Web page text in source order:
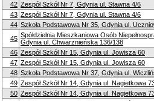
42 Zespół Szkół Nr 7, Gdynia ul. Stawna 4/6
43 Zespół Szkół Nr 7, Gdynia ul. Stawna 4/6
44 Szkoła Podstawowa Nr 35, Gdynia ul.
45 Spółdzielnia Mieszkaniowa Osób
Gdynia ul. Chwarznieńska 136/138
46 Zespół Szkół Nr 15, Gdynia ul. Jowisza 60
47 Zespół Szkół Nr 15, Gdynia ul. Jowisza 60
48 Szkoła Podstawowa Nr 37, Gdynia ul.
49 Zespół Szkół Nr 14, Gdynia ul. Nagietkowa
50 Zespół Szkół Nr 14, Gdynia ul. Nagietkowa